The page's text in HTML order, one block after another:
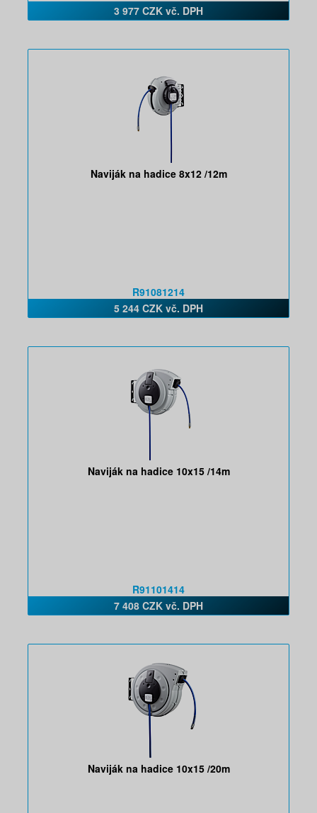
3 977 CZK vč. DPH
Naviják na hadice 8x12 /12m
R91081214
5 244 CZK vč. DPH
Naviják na hadice 10x15 /14m
R91101414
7 408 CZK vč. DPH
Naviják na hadice 10x15 /20m